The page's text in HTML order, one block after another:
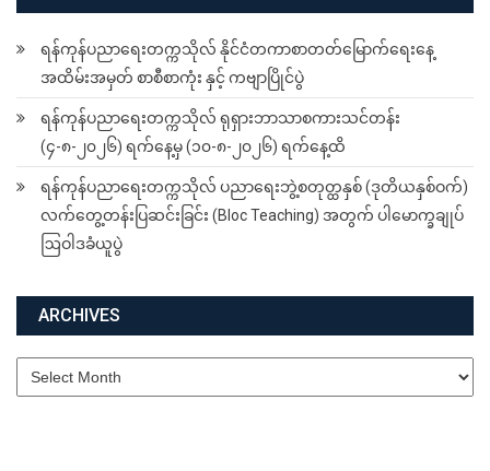
ရန်ကုန်ပညာရေးတက္ကသိုလ် နိုင်ငံတကာစာတတ်မြောက်ရေးနေ့
အထိမ်းအမှတ် စာစီစာကုံး နှင့် ကဗျာပြိုင်ပွဲ
ရန်ကုန်ပညာရေးတက္ကသိုလ် ရုရှားဘာသာစကားသင်တန်း
(၄-၈-၂၀၂၆) ရက်နေ့မှ (၁၀-၈-၂၀၂၆) ရက်နေ့ထိ
ရန်ကုန်ပညာရေးတက္ကသိုလ် ပညာရေးဘွဲ့စတုတ္ထနှစ် (ဒုတိယနှစ်ဝက်)
လက်တွေ့တန်းပြဆင်းခြင်း (Bloc Teaching) အတွက် ပါမောက္ခချုပ်
ဩဝါဒခံယူပွဲ
ARCHIVES
Archives